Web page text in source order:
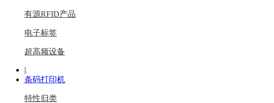
有源RFID产品
电子标签
超高频设备
|
条码打印机
特性归类